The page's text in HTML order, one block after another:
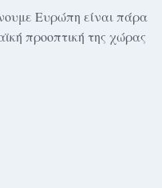
Ευρώπη είναι πάρα
προοπτική της χώρας